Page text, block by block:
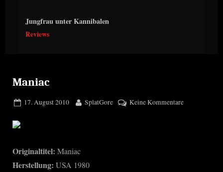
Jungfrau unter Kannibalen
Reviews
Maniac
Posted
17. August 2010 By
SplatGore Keine Kommentarezu
Originaltitel: Maniac
Herstellung: USA 1980